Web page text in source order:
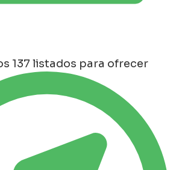
137 listados para ofrecer